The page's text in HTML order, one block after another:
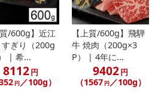
て冷蔵庫で保管の上速やかにお召し
について】
質/600g】近江
ぎり（200g
| 希...
8112円
円／100g）
【上質/600g】飛騨
牛 焼肉（200g×3
P） | 4年に...
9402円
（1567 円／100g）